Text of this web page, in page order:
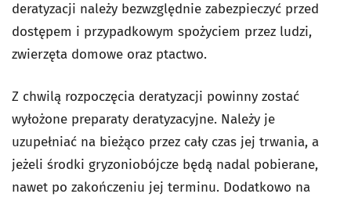
deratyzacji należy bezwzględnie zabezpieczyć przed
dostępem i przypadkowym spożyciem przez ludzi,
zwierzęta domowe oraz ptactwo.
Z chwilą rozpoczęcia deratyzacji powinny zostać
wyłożone preparaty deratyzacyjne. Należy je
uzupełniać na bieżąco przez cały czas jej trwania, a
jeżeli środki gryzoniobójcze będą nadal pobierane,
nawet po zakończeniu jej terminu. Dodatkowo na